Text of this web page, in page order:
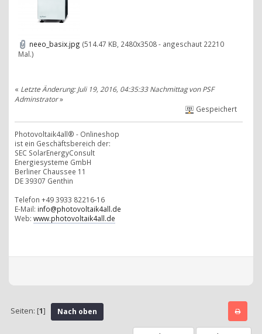
neeo_basix.jpg (514.47 KB, 2480x3508 - angeschaut 22210
Mal.)
« Letzte Änderung: Juli 19, 2016, 04:35:33 Nachmittag von PSF
Adminstrator»
Gespeichert
Photovoltaik4all® - Onlineshop
ist ein Geschäftsbereich der:
SEC SolarEnergyConsult
Energiesysteme GmbH
Berliner Chaussee 11
DE 39307 Genthin
Telefon +49 3933 82216-16
E-Mail: info@photovoltaik4all.de
Web: www.photovoltaik4all.de
Seiten: [1] Nach oben